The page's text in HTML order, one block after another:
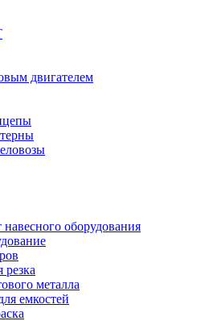
двигателем
оборудования
резка
металла
емкостей